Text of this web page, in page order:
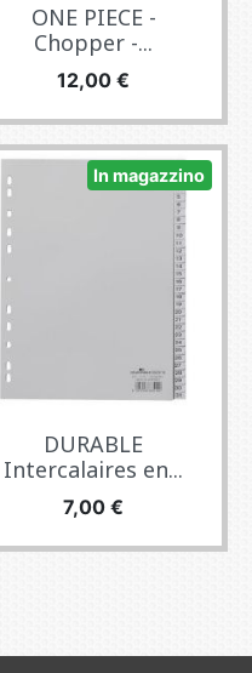
ONE PIECE -
Chopper -...
Prezzo
12,00 €
In magazzino
DURABLE
Intercalaires en...
Prezzo
7,00 €